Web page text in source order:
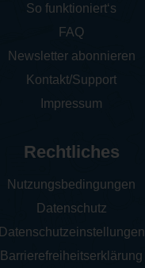
So funktioniert‘s
FAQ
Newsletter abonnieren
Kontakt/Support
Impressum
Rechtliches
Nutzungsbedingungen
Datenschutz
Datenschutzeinstellungen
Barrierefreiheitserklärung